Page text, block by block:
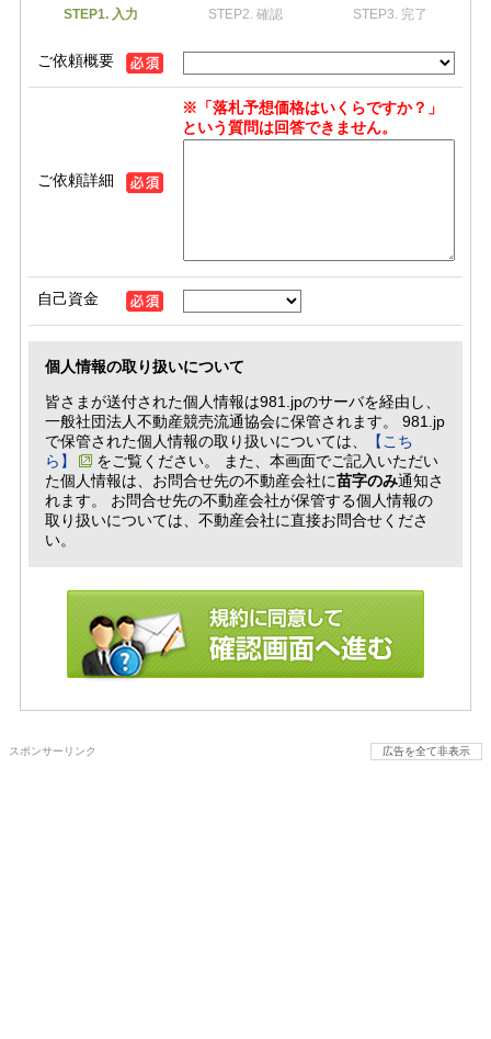
STEP1. 入力 STEP2. 確認 STEP3. 完了
ご依頼概要
ご依頼詳細
※「落札予想価格はいくらですか？」
という質問は回答できません。
自己資金
個人情報の取り扱いについて
皆さまが送付された個人情報は981.jpのサーバを経由し、
一般社団法人不動産競売流通協会に保管されます。 981.jp
で保管された個人情報の取り扱いについては、
【こち
ら】
をご覧ください。 また、本画面でご記入いただい
た個人情報は、お問合せ先の不動産会社に苗字のみ通知さ
れます。 お問合せ先の不動産会社が保管する個人情報の
取り扱いについては、不動産会社に直接お問合せくださ
い。
スポンサーリンク 広告を全て非表示